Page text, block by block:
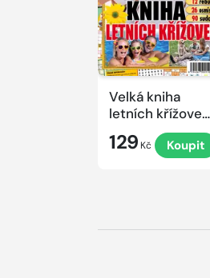
Velká kniha
letních křížovek
129 Kč Koupit